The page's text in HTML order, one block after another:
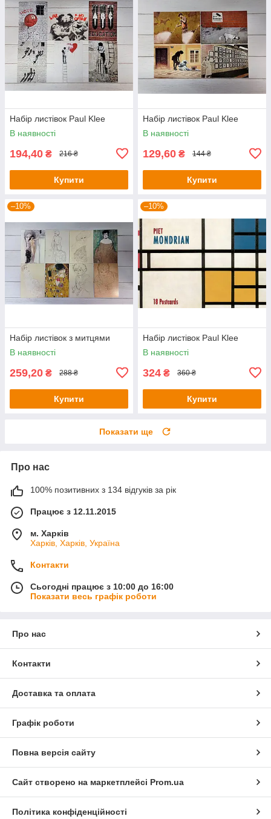
Набір листівок Paul Klee
В наявності
194,40 ₴ 216 ₴
Купити
Набір листівок Paul Klee
В наявності
129,60 ₴ 144 ₴
Купити
–10%
Набір листівок з митцями
В наявності
259,20 ₴ 288 ₴
Купити
–10%
Набір листівок Paul Klee
В наявності
324 ₴ 360 ₴
Купити
Показати ще
Про нас
100% позитивних з 134 відгуків за рік
Працює з 12.11.2015
м. Харків
Харків, Харків, Україна
Контакти
Сьогодні працює з 10:00 до 16:00
Показати весь графік роботи
Про нас
Контакти
Доставка та оплата
Графік роботи
Повна версія сайту
Сайт створено на маркетплейсі Prom.ua
Політика конфіденційності